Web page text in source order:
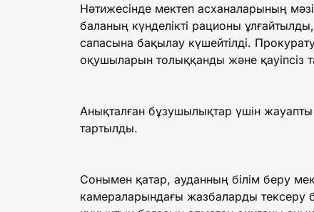
Нәтижесінде мектеп асханаларының
баланың күнделікті рационы
сапасына бақылау күшейтілді.
оқушыларын толыққанды және қауіпсіз
Анықталған бұзушылықтар үшін жауапты
тартылды.
Сонымен қатар, ауданның білім беру
камераларындағы жазбаларды тексеру